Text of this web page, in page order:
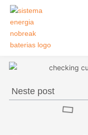
Neste post